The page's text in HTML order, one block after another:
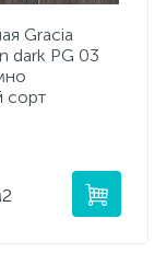
Gracia
dark PG 03
сорт